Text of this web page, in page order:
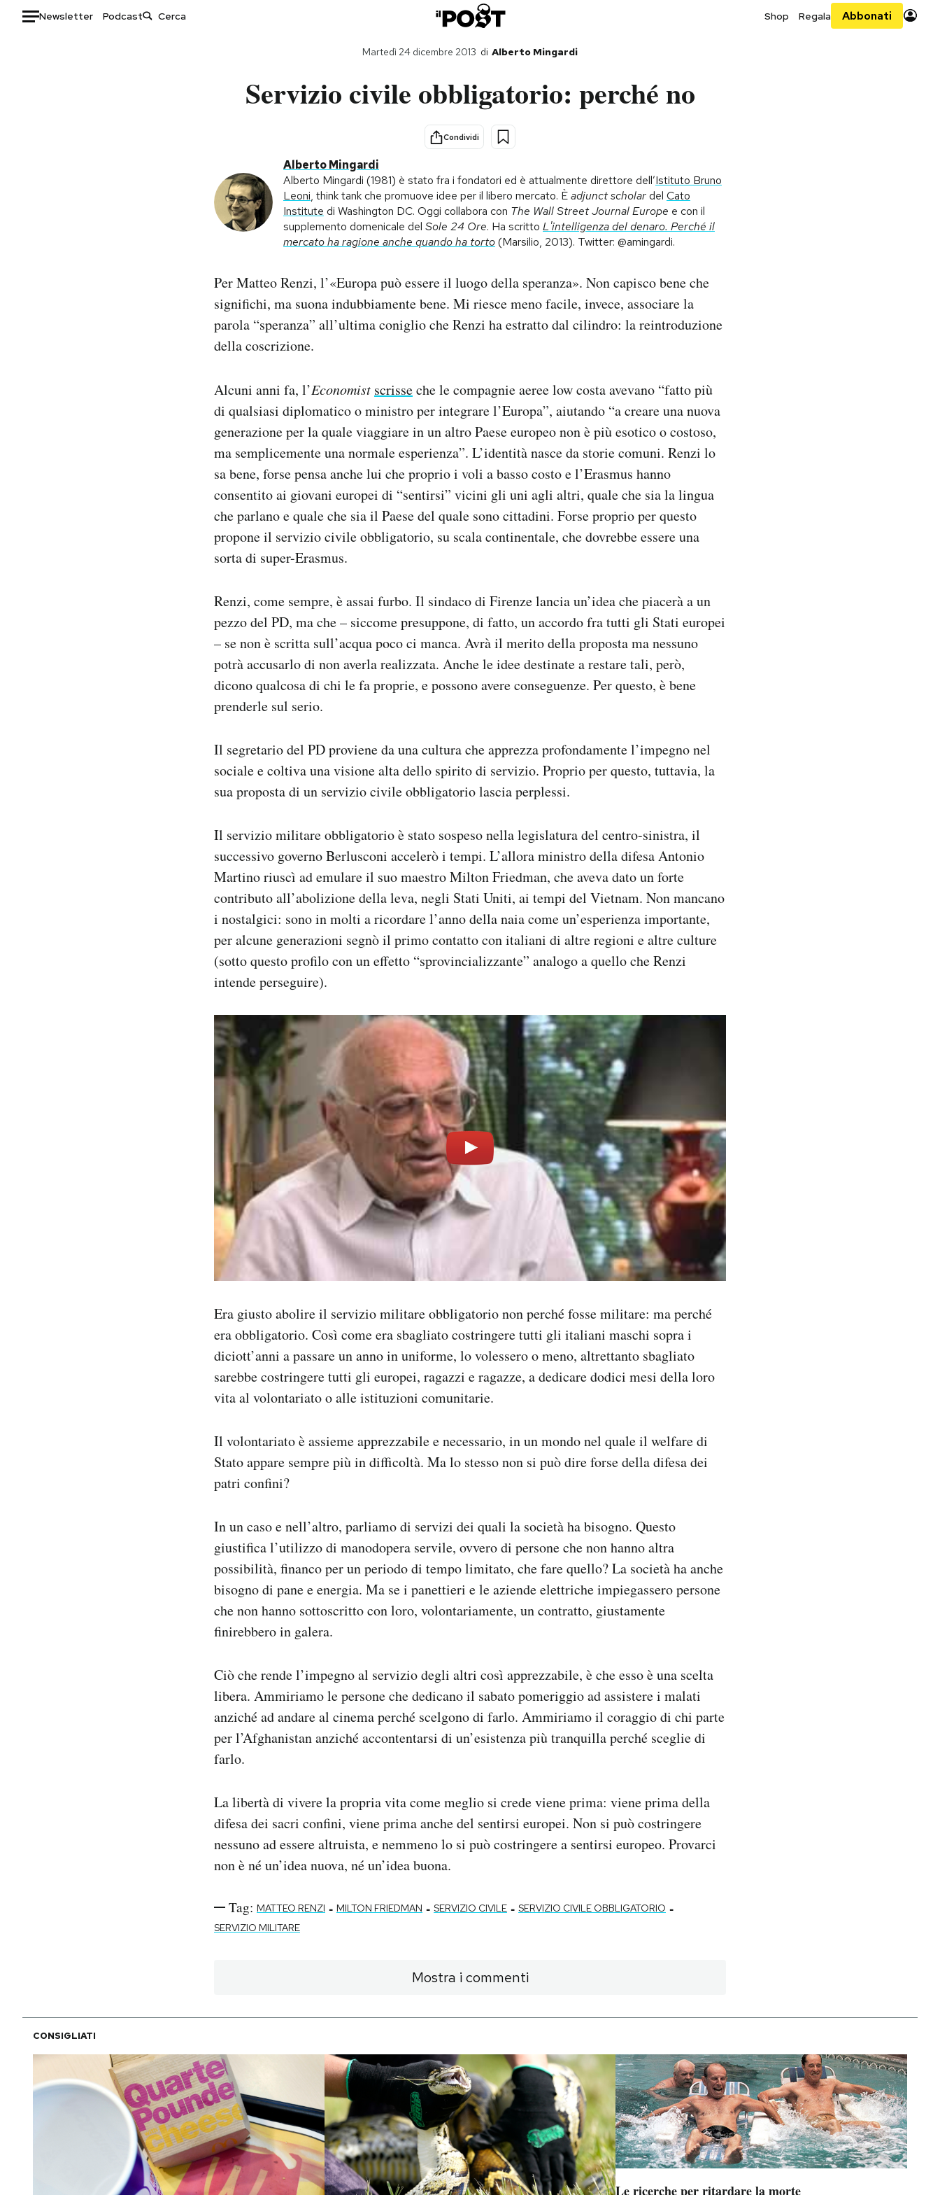
Newsletter Podcast Shop Regala Abbonati
Storie/Idee
Ok Boomer!
Mondiali calcio 2026
di Alberto Mingardi
Martedì 24 dicembre 2013
Servizio civile obbligatorio: perché no
Condividi
Alberto Mingardi
Alberto Mingardi (1981) è stato fra i fondatori ed è attualmente direttore dell’Istituto Bruno
Leoni, think tank che promuove idee per il libero mercato. Èadjunct scholardel Cato
Institute di Washington DC. Oggi collabora con The Wall Street Journal Europe e con il
supplemento domenicale del Sole 24 Ore. Ha scritto L'intelligenza del denaro. Perché il
mercato ha ragione anche quando ha torto(Marsilio, 2013). Twitter: @amingardi.
Per Matteo Renzi, l’«Europa può essere il luogo della speranza». Non capisco bene che
significhi, ma suona indubbiamente bene. Mi riesce meno facile, invece, associare la
parola “speranza” all’ultima coniglio che Renzi ha estratto dal cilindro: la reintroduzione
della coscrizione.
Alcuni anni fa, l’Economist scrisseche le compagnie aeree low costa avevano “fatto più
di qualsiasi diplomatico o ministro per integrare l’Europa”, aiutando “a creare una nuova
generazione per la quale viaggiare in un altro Paese europeo non è più esotico o costoso,
ma semplicemente una normale esperienza”. L’identità nasce da storie comuni. Renzi lo
sa bene, forse pensa anche lui che proprio i voli a basso costo e l’Erasmus hanno
consentito ai giovani europei di “sentirsi” vicini gli uni agli altri, quale che sia la lingua
che parlano e quale che sia il Paese del quale sono cittadini. Forse proprio per questo
propone il servizio civile obbligatorio, su scala continentale, che dovrebbe essere una
sorta di super-Erasmus.
Renzi, come sempre, è assai furbo. Il sindaco di Firenze lancia un’idea che piacerà a un
pezzo del PD, ma che – siccome presuppone, di fatto, un accordo fra tutti gli Stati europei
– se non è scritta sull’acqua poco ci manca. Avrà il merito della proposta ma nessuno
potrà accusarlo di non averla realizzata. Anche le idee destinate a restare tali, però,
dicono qualcosa di chi le fa proprie, e possono avere conseguenze. Per questo, è bene
prenderle sul serio.
Il segretario del PD proviene da una cultura che apprezza profondamente l’impegno nel
sociale e coltiva una visione alta dello spirito di servizio. Proprio per questo, tuttavia, la
sua proposta di un servizio civile obbligatorio lascia perplessi.
Il servizio militare obbligatorio è stato sospeso nella legislatura del centro-sinistra, il
successivo governo Berlusconi accelerò i tempi. L’allora ministro della difesa Antonio
Martino riuscì ad emulare il suo maestro Milton Friedman, che aveva dato un forte
contributo all’abolizione della leva, negli Stati Uniti, ai tempi del Vietnam. Non mancano
i nostalgici: sono in molti a ricordare l’anno della naia come un’esperienza importante,
per alcune generazioni segnò il primo contatto con italiani di altre regioni e altre culture
(sotto questo profilo con un effetto “sprovincializzante” analogo a quello che Renzi
intende perseguire).
Era giusto abolire il servizio militare obbligatorio non perché fosse militare: ma perché
era obbligatorio. Così come era sbagliato costringere tutti gli italiani maschi sopra i
diciott’anni a passare un anno in uniforme, lo volessero o meno, altrettanto sbagliato
sarebbe costringere tutti gli europei, ragazzi e ragazze, a dedicare dodici mesi della loro
vita al volontariato o alle istituzioni comunitarie.
Il volontariato è assieme apprezzabile e necessario, in un mondo nel quale il welfare di
Stato appare sempre più in difficoltà. Ma lo stesso non si può dire forse della difesa dei
patri confini?
In un caso e nell’altro, parliamo di servizi dei quali la società ha bisogno. Questo
giustifica l’utilizzo di manodopera servile, ovvero di persone che non hanno altra
possibilità, financo per un periodo di tempo limitato, che fare quello? La società ha anche
bisogno di pane e energia. Ma se i panettieri e le aziende elettriche impiegassero persone
che non hanno sottoscritto con loro, volontariamente, un contratto, giustamente
finirebbero in galera.
Ciò che rende l’impegno al servizio degli altri così apprezzabile, è che esso è una scelta
libera. Ammiriamo le persone che dedicano il sabato pomeriggio ad assistere i malati
anziché ad andare al cinema perché scelgono di farlo. Ammiriamo il coraggio di chi parte
per l’Afghanistan anziché accontentarsi di un’esistenza più tranquilla perché sceglie di
farlo.
La libertà di vivere la propria vita come meglio si crede viene prima: viene prima della
difesa dei sacri confini, viene prima anche del sentirsi europei. Non si può costringere
nessuno ad essere altruista, e nemmeno lo si può costringere a sentirsi europeo. Provarci
non è né un’idea nuova, né un’idea buona.
Tag: MATTEO RENZI - MILTON FRIEDMAN - SERVIZIO CIVILE - SERVIZIO CIVILE OBBLIGATORIO -
SERVIZIO MILITARE
Mostra i commenti
CONSIGLIATI
Le ricerche per ritardare la morte